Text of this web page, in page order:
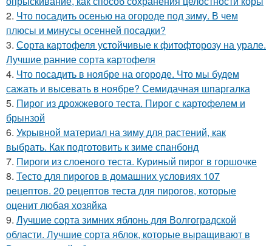
2. Что посадить осенью на огороде под зиму. В чем
плюсы и минусы осенней посадки?
3. Сорта картофеля устойчивые к фитофторозу на урале.
Лучшие ранние сорта картофеля
4. Что посадить в ноябре на огороде. Что мы будем
сажать и высевать в ноябре? Семидачная шпаргалка
5. Пирог из дрожжевого теста. Пирог с картофелем и
брынзой
6. Укрывной материал на зиму для растений, как
выбрать. Как подготовить к зиме спанбонд
7. Пироги из слоеного теста. Куриный пирог в горшочке
8. Тесто для пирогов в домашних условиях 107
рецептов. 20 рецептов теста для пирогов, которые
оценит любая хозяйка
9. Лучшие сорта зимних яблонь для Волгоградской
области. Лучшие сорта яблок, которые выращивают в